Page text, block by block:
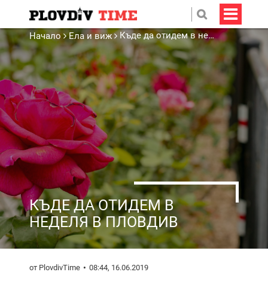
Начало Ела и виж Къде да отидем в неделя в Пловдив
КЪДЕ ДА ОТИДЕМ В
НЕДЕЛЯ В ПЛОВДИВ
от PlovdivTime 08:44, 16.06.2019